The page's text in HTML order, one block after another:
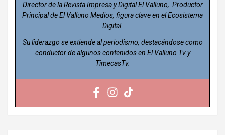
Director de la Revista Impresa y Digital El Valluno, Productor
Principal de El Valluno Medios, figura clave en el Ecosistema
Digital.
Su liderazgo se extiende al periodismo, destacándose como
conductor de algunos contenidos en El Valluno Tv y
TimecasTv.